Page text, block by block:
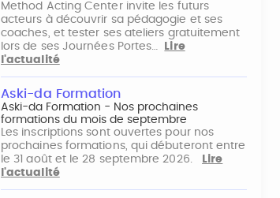
Method Acting Center invite les futurs
acteurs à découvrir sa pédagogie et ses
coaches, et tester ses ateliers gratuitement
lors de ses Journées Portes…
Lire
l'actualité
Aski-da Formation
Aski-da Formation - Nos prochaines
formations du mois de septembre
Les inscriptions sont ouvertes pour nos
prochaines formations, qui débuteront entre
le 31 août et le 28 septembre 2026.
Lire
l'actualité